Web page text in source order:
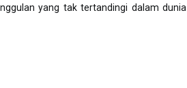
yang tak tertandingi dalam dunia